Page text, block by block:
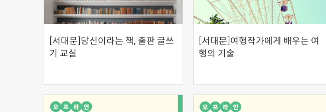
[서대문]당신이라는 책, 출판 글쓰
기 교실
[서대문]여행작가에게 배우는 여
행의 기술